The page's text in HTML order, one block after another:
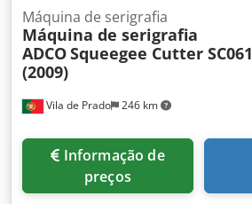
Vila de Prado 246 km
Máquina de serigrafia
Máquina de serigrafia
ADCOSqueegee Cutter SC061
(2009)
preços